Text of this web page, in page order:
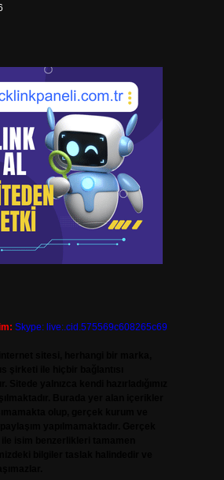
Skype: live:.cid.575569c608265c69